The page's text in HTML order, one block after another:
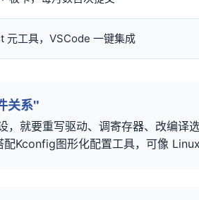
元工具，VSCode 一键集成
关系"
，就要重写驱动、调寄存器、改编
Kconfig图形化配置工具，可像